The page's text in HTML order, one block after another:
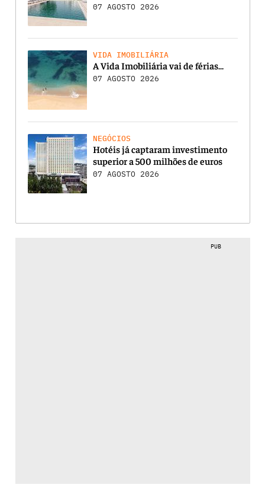
07 AGOSTO 2026
VIDA IMOBILIÁRIA
A Vida Imobiliária vai de férias…
07 AGOSTO 2026
NEGÓCIOS
Hotéis já captaram investimento
superior a 500 milhões de euros
07 AGOSTO 2026
PUB